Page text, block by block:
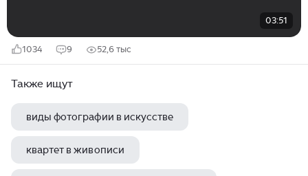
03:51
1034 9 52,6 тыс
Также ищут
виды фотографии в искусстве
квартет в живописи